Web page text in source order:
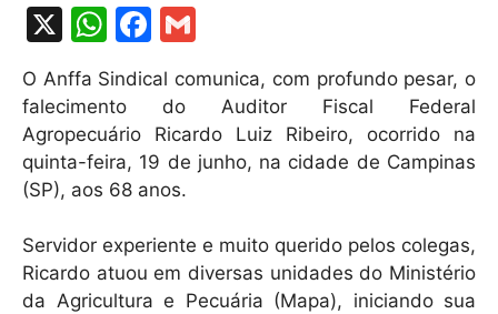
X
W
h
at
s
A
p
p
F
a
c
e
b
o
o
k
ai
l
O Anffa Sindical comunica, com profundo pesar, o
falecimento do Auditor Fiscal Federal
Agropecuário Ricardo Luiz Ribeiro, ocorrido na
quinta-feira, 19 de junho, na cidade de Campinas
(SP), aos 68 anos.
Servidor experiente e muito querido pelos colegas,
Ricardo atuou em diversas unidades do Ministério
da Agricultura e Pecuária (Mapa), iniciando sua